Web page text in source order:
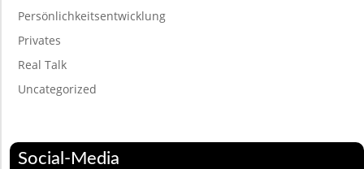
Persönlichkeitsentwicklung
Privates
Real Talk
Uncategorized
Social-Media